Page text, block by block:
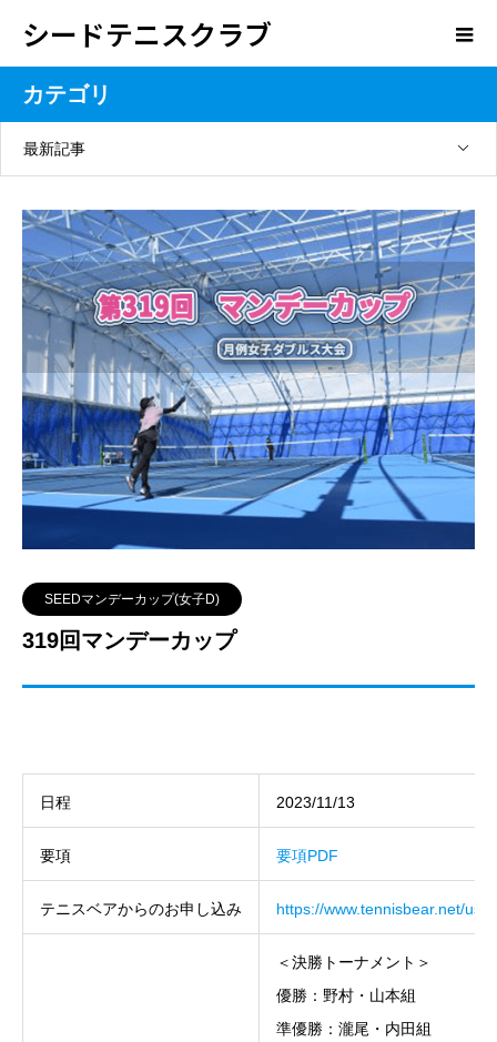
シードテニスクラブ
カテゴリ
最新記事
SEEDマンデーカップ(女子D)
319回マンデーカップ
日程 2023/11/13
要項 要項PDF
テニスベアからのお申し込み https://www.tennisbear.net/
＜決勝トーナメント＞
優勝：野村・山本組
準優勝：瀧尾・内田組